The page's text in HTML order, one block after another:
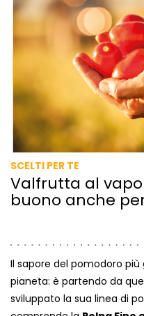
SCELTI PER TE
Valfrutta al
buono anche
Il sapore del pomodoro
pianeta: è partendo da
sviluppato la sua linea di